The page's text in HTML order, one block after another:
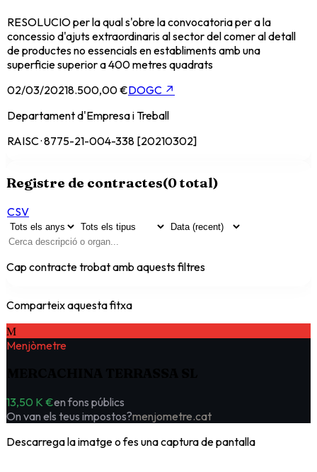
RESOLUCIO per la qual s'obre la convocatoria per a la
concessio d'ajuts extraordinaris al sector del comer al detall
de productes no essencials en establiments amb una
superficie superior a 400 metres quadrats
02/03/20218.500,00 €DOGC ↗
Departament d'Empresa i Treball
RAISC · 8775-21-004-338 [20210302]
Registre de contractes(0total)
CSV
Cap contracte trobat amb aquests filtres
Comparteix aquesta fitxa
M
Menjòmetre
13,50 K €en fons públics
On van els teus impostos?menjometre.cat
Descarrega la imatge o fes una captura de pantalla